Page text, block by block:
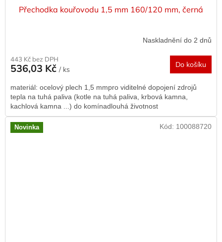
Přechodka kouřovodu 1,5 mm 160/120 mm, černá
Naskladnění do 2 dnů
443 Kč bez DPH
536,03 Kč / ks
Do košíku
materiál: ocelový plech 1,5 mmpro viditelné dopojení zdrojů
tepla na tuhá paliva (kotle na tuhá paliva, krbová kamna,
kachlová kamna ...) do komínadlouhá životnost
Novinka Kód: 100088720